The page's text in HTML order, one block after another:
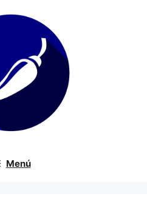
Menú